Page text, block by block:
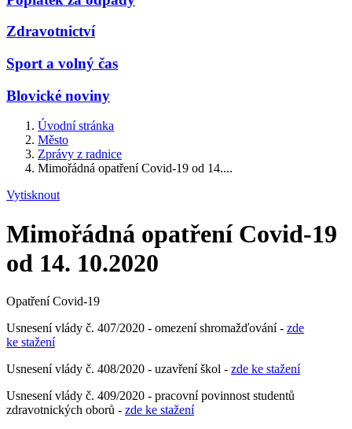
Zdravotnictví
Sport a volný čas
Blovické noviny
Úvodní stránka
Město
Zprávy z radnice
Mimořádná opatření Covid-19 od 14....
Vytisknout
Mimořádná opatření Covid-19
od 14. 10.2020
Opatření Covid-19
Usnesení vlády č. 407/2020 - omezení shromažďování - zde
ke stažení
Usnesení vlády č. 408/2020 - uzavření škol - zde ke stažení
Usnesení vlády č. 409/2020 - pracovní povinnost studentů
zdravotnických oborů - zde ke stažení